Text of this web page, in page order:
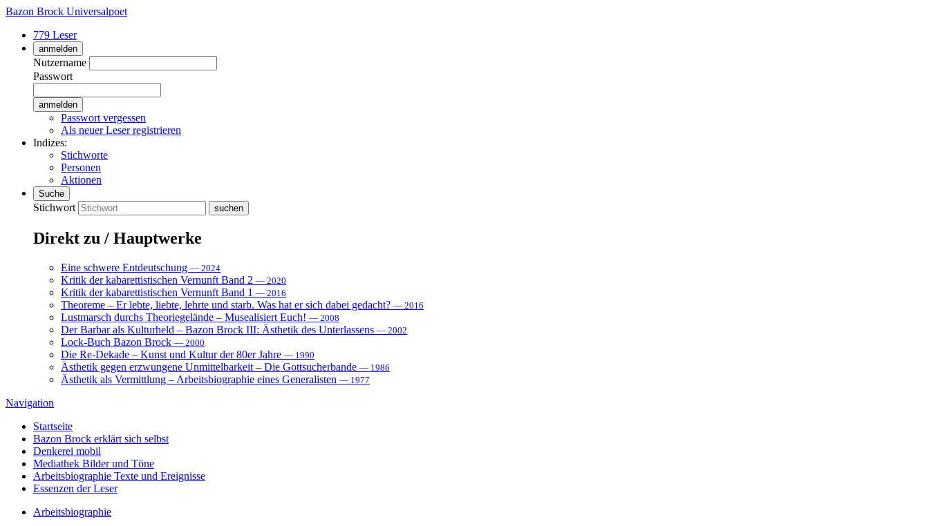
Bazon Brock Universalpoet
779 Leser
anmelden
Nutzername
Passwort
Passwort vergessen
Als neuer Leser registrieren
Indizes:
Stichworte
Personen
Aktionen
Suche
Stichwort
Direkt zu / Hauptwerke
Eine schwere Entdeutschung — 2024
Kritik der kabarettistischen Vernunft Band 2 — 2020
Kritik der kabarettistischen Vernunft Band 1 — 2016
Theoreme – Er lebte, liebte, lehrte und starb. Was hat er sich dabei gedacht? — 2016
Lustmarsch durchs Theoriegelände – Musealisiert Euch! — 2008
Der Barbar als Kulturheld – Bazon Brock III: Ästhetik des Unterlassens — 2002
Lock-Buch Bazon Brock — 2000
Die Re-Dekade – Kunst und Kultur der 80er Jahre — 1990
Ästhetik gegen erzwungene Unmittelbarkeit – Die Gottsucherbande — 1986
Ästhetik als Vermittlung – Arbeitsbiographie eines Generalisten — 1977
Navigation
Startseite
Bazon Brock erklärt sich selbst
Denkerei mobil
Mediathek Bilder und Töne
Arbeitsbiographie Texte und Ereignisse
Essenzen der Leser
Arbeitsbiographie